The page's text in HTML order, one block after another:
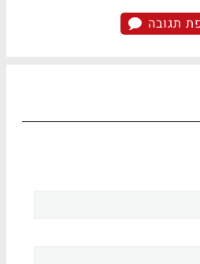
תגובה